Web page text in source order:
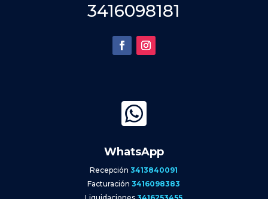
3416098181

WhatsApp
Recepción3413840091
Facturación3416098383